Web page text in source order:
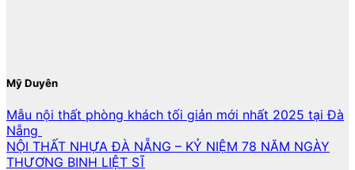
Mỹ Duyên
Mẫu nội thất phòng khách tối giản mới nhất 2025 tại Đà
Nẵng
NỘI THẤT NHỰA ĐÀ NẴNG – KỶ NIỆM 78 NĂM NGÀY
THƯƠNG BINH LIỆT SĨ